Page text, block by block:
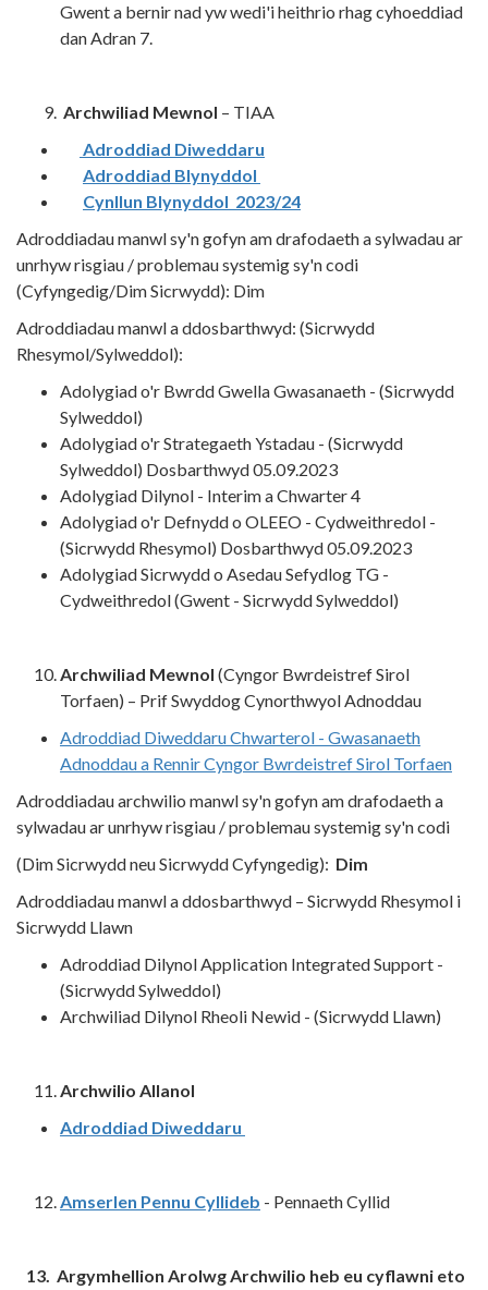
Gwent a bernir nad yw wedi'i heithrio rhag cyhoeddiad
dan Adran 7.
Archwiliad Mewnol – TIAA
Adroddiad Diweddaru
Adroddiad Blynyddol
Cynllun Blynyddol 2023/24
Adroddiadau manwl sy'n gofyn am drafodaeth a sylwadau ar
unrhyw risgiau / problemau systemig sy'n codi
(Cyfyngedig/Dim Sicrwydd): Dim
Adroddiadau manwl a ddosbarthwyd: (Sicrwydd
Rhesymol/Sylweddol):
Adolygiad o'r Bwrdd Gwella Gwasanaeth - (Sicrwydd
Sylweddol)
Adolygiad o'r Strategaeth Ystadau - (Sicrwydd
Sylweddol) Dosbarthwyd 05.09.2023
Adolygiad Dilynol - Interim a Chwarter 4
Adolygiad o'r Defnydd o OLEEO - Cydweithredol -
(Sicrwydd Rhesymol) Dosbarthwyd 05.09.2023
Adolygiad Sicrwydd o Asedau Sefydlog TG -
Cydweithredol (Gwent - Sicrwydd Sylweddol)
Archwiliad Mewnol (Cyngor Bwrdeistref Sirol
Torfaen) – Prif Swyddog Cynorthwyol Adnoddau
Adroddiad Diweddaru Chwarterol - Gwasanaeth
Adnoddau a Rennir Cyngor Bwrdeistref Sirol Torfaen
Adroddiadau archwilio manwl sy'n gofyn am drafodaeth a
sylwadau ar unrhyw risgiau / problemau systemig sy'n codi
(Dim Sicrwydd neu Sicrwydd Cyfyngedig): Dim
Adroddiadau manwl a ddosbarthwyd – Sicrwydd Rhesymol i
Sicrwydd Llawn
Adroddiad Dilynol Application Integrated Support -
(Sicrwydd Sylweddol)
Archwiliad Dilynol Rheoli Newid - (Sicrwydd Llawn)
Archwilio Allanol
Adroddiad Diweddaru
Amserlen Pennu Cyllideb - Pennaeth Cyllid
13. Argymhellion Arolwg Archwilio heb eu cyflawni eto